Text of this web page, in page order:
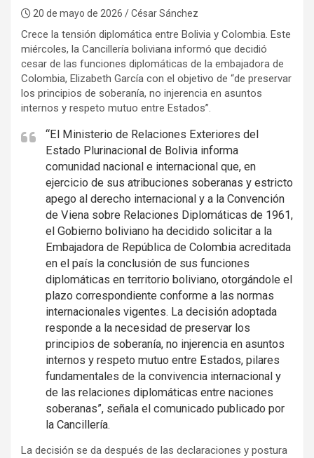
20 de mayo de 2026 / César Sánchez
Crece la tensión diplomática entre Bolivia y Colombia. Este
miércoles, la Cancillería boliviana informó que decidió
cesar de las funciones diplomáticas de la embajadora de
Colombia, Elizabeth García con el objetivo de “de preservar
los principios de soberanía, no injerencia en asuntos
internos y respeto mutuo entre Estados”.
“El Ministerio de Relaciones Exteriores del
Estado Plurinacional de Bolivia informa
comunidad nacional e internacional que, en
ejercicio de sus atribuciones soberanas y estricto
apego al derecho internacional y a la Convención
de Viena sobre Relaciones Diplomáticas de 1961,
el Gobierno boliviano ha decidido solicitar a la
Embajadora de República de Colombia acreditada
en el país la conclusión de sus funciones
diplomáticas en territorio boliviano, otorgándole el
plazo correspondiente conforme a las normas
internacionales vigentes. La decisión adoptada
responde a la necesidad de preservar los
principios de soberanía, no injerencia en asuntos
internos y respeto mutuo entre Estados, pilares
fundamentales de la convivencia internacional y
de las relaciones diplomáticas entre naciones
soberanas”, señala el comunicado publicado por
la Cancillería.
La decisión se da después de las declaraciones y postura